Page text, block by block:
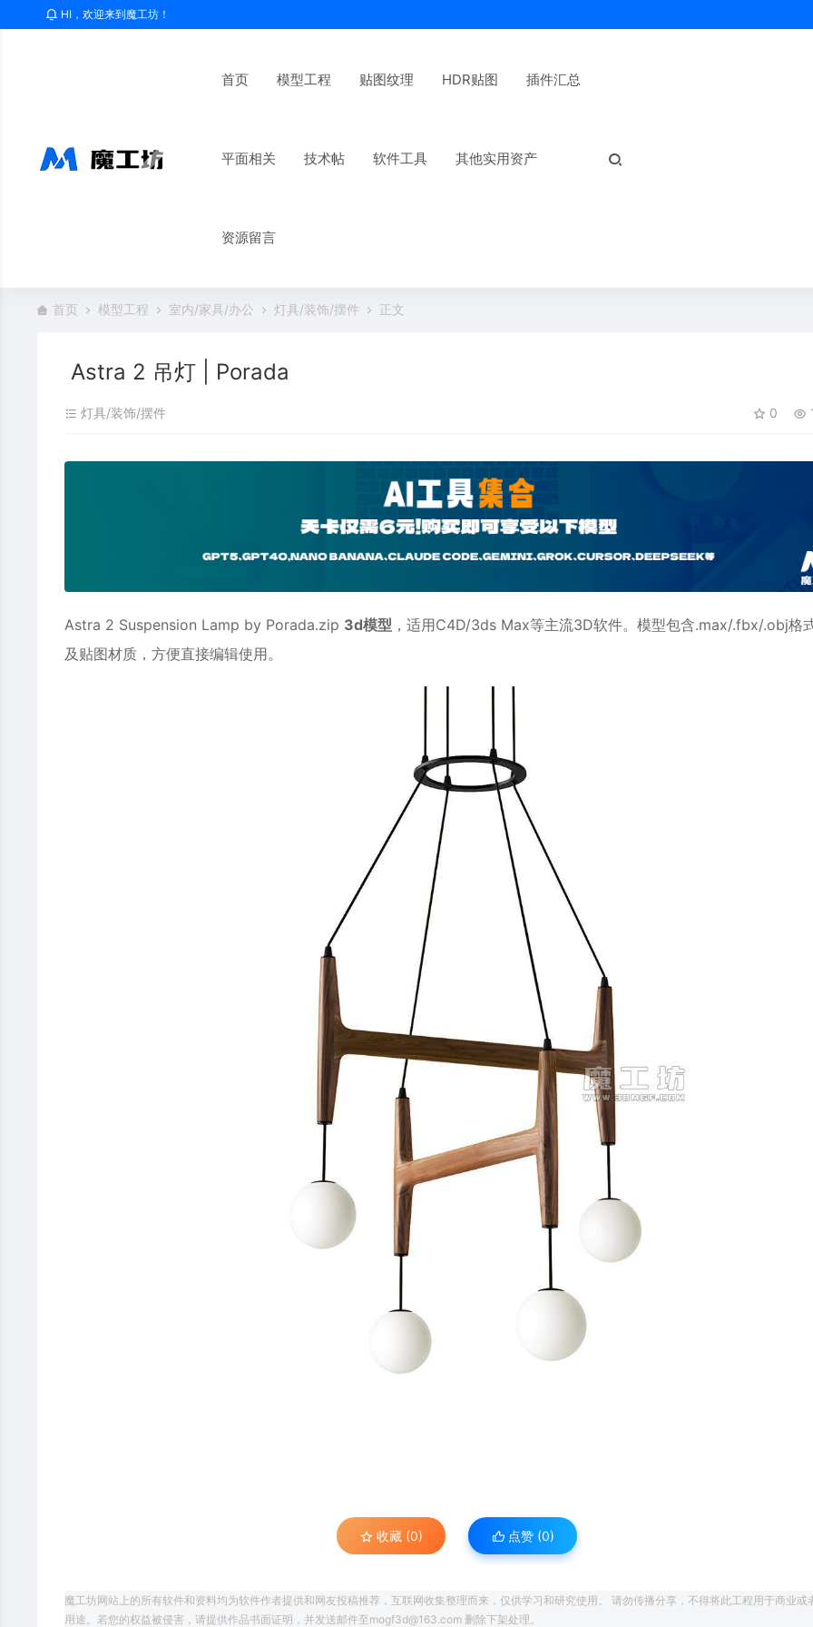
HI，欢迎来到魔工坊！
首页 模型工程 贴图纹理 HDR贴图 插件汇总
平面相关 技术帖 软件工具 其他实用资产
资源留言
首页 模型工程 室内/家具/办公 灯具/装饰/摆件 正文
Astra 2 吊灯 | Porada
灯具/装饰/摆件 0
Astra 2 Suspension Lamp by Porada.zip 3d模型 ，适用C4D/3ds Max等主流3D软件。模型包含.max/.fbx/.obj格
及贴图材质，方便直接编辑使用。
收藏 (0) 点赞 (0)
魔工坊网站上的所有软件和资料均为软件作者提供和网友投稿推荐，互联网收集整理而来，仅供学习和研究使用。 请勿传播分享，不得将此工程用于商业或
用途。若您的权益被侵害，请提供作品书面证明，并发送邮件至mogf3d@163.com 删除下架处理。